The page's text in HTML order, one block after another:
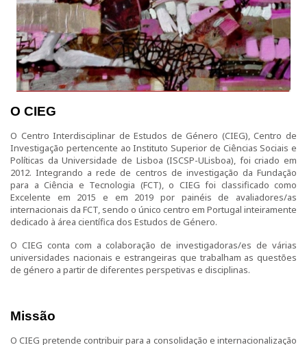
Ensino
Pós-Graduação em Igualdade de Género
Mestrado em Família e Género
Formação
1ª Edição do Curso de Formação Especializada em
Igualdade de Género
2ª Edição do Curso de Formação Especializada em
3ª Edição do Curso de Formação Especializada em
Igualdade de Género
Curso de Formação Especializada em Igualdade de
O CIEG
O Centro Interdisciplinar de Estudos de Género (CIEG), Centro de
Investigação pertencente ao Instituto Superior de Ciências Sociais e
Políticas da Universidade de Lisboa (ISCSP-ULisboa), foi criado em
2012. Integrando a rede de centros de investigação da Fundação
para a Ciência e Tecnologia (FCT), o CIEG foi classificado como
Excelente em 2015 e em 2019 por painéis de avaliadores/as
internacionais da FCT, sendo o único centro em Portugal inteiramente
dedicado à área científica dos Estudos de Género.
O CIEG conta com a colaboração de investigadoras/es de várias
universidades nacionais e estrangeiras que trabalham as questões
de género a partir de diferentes perspetivas e disciplinas.
Missão
O CIEG pretende contribuir para a consolidação e internacionalização